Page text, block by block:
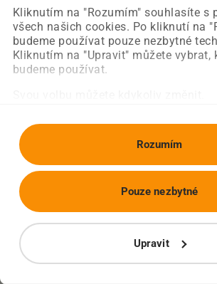
Kliknutím na "Rozumím" souhlasíte s
všech našich cookies. Po kliknutí na
budeme používat pouze nezbytné
Kliknutím na "Upravit" můžete vybrat,
budeme používat.
Rozumím
Upravit
Pouze nezbytné
Obnovit stránku